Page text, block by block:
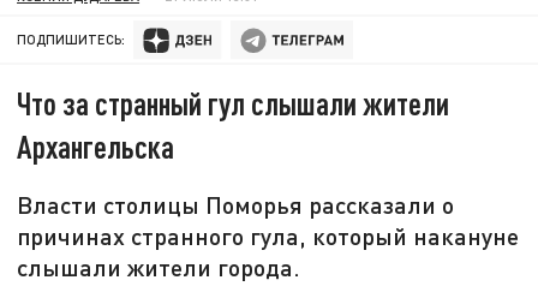
ПОДПИШИТЕСЬ:
Что за странный гул слышали жители
Архангельска
Власти столицы Поморья рассказали о
причинах странного гула, который накануне
слышали жители города.